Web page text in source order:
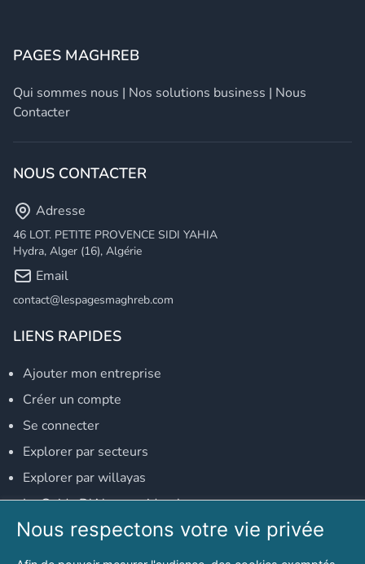
PAGES MAGHREB
Qui sommes nous | Nos solutions business | Nous
Contacter
NOUS CONTACTER
Adresse
46 LOT. PETITE PROVENCE SIDI YAHIA
Hydra, Alger (16), Algérie
Email
contact@lespagesmaghreb.com
LIENS RAPIDES
Ajouter mon entreprise
Créer un compte
Se connecter
Explorer par secteurs
Explorer par willayas
Le Guide D'Alger, guide-alger.com
NOS RÉSEAUX SOCIAUX
Nous respectons votre vie privée